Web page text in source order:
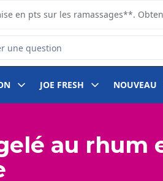
en pts sur les ramassages**.
JOE FRESH NOUVEAU
au rhum